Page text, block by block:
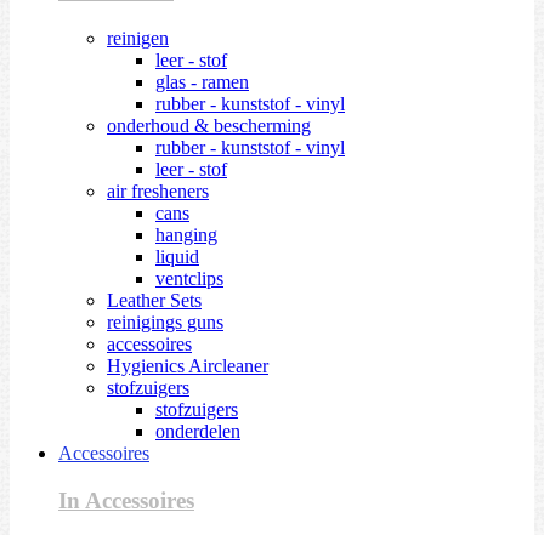
reinigen
leer - stof
glas - ramen
rubber - kunststof - vinyl
onderhoud & bescherming
rubber - kunststof - vinyl
leer - stof
air fresheners
cans
hanging
liquid
ventclips
Leather Sets
reinigings guns
accessoires
Hygienics Aircleaner
stofzuigers
stofzuigers
onderdelen
Accessoires
In Accessoires